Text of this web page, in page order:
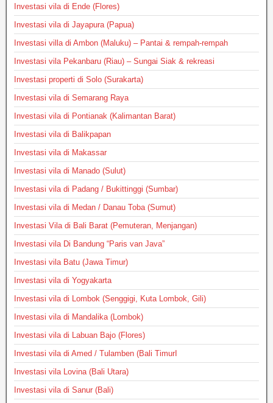
Investasi vila di Ende (Flores)
Investasi vila di Jayapura (Papua)
Investasi villa di Ambon (Maluku) – Pantai & rempah-rempah
Investasi vila Pekanbaru (Riau) – Sungai Siak & rekreasi
Investasi properti di Solo (Surakarta)
Investasi vila di Semarang Raya
Investasi vila di Pontianak (Kalimantan Barat)
Investasi vila di Balikpapan
Investasi vila di Makassar
Investasi vila di Manado (Sulut)
Investasi vila di Padang / Bukittinggi (Sumbar)
Investasi vila di Medan / Danau Toba (Sumut)
Investasi Vila di Bali Barat (Pemuteran, Menjangan)
Investasi vila Di Bandung “Paris van Java”
Investasi vila Batu (Jawa Timur)
Investasi vila di Yogyakarta
Investasi vila di Lombok (Senggigi, Kuta Lombok, Gili)
Investasi vila di Mandalika (Lombok)
Investasi vila di Labuan Bajo (Flores)
Investasi vila di Amed / Tulamben (Bali TimurI
Investasi vila Lovina (Bali Utara)
Investasi vila di Sanur (Bali)